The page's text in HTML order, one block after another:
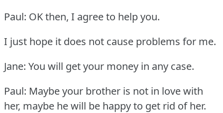
Paul: OK then, I agree to help you.
I just hope it does not cause problems for me.
Jane: You will get your money in any case.
Paul: Maybe your brother is not in love with
her, maybe he will be happy to get rid of her.